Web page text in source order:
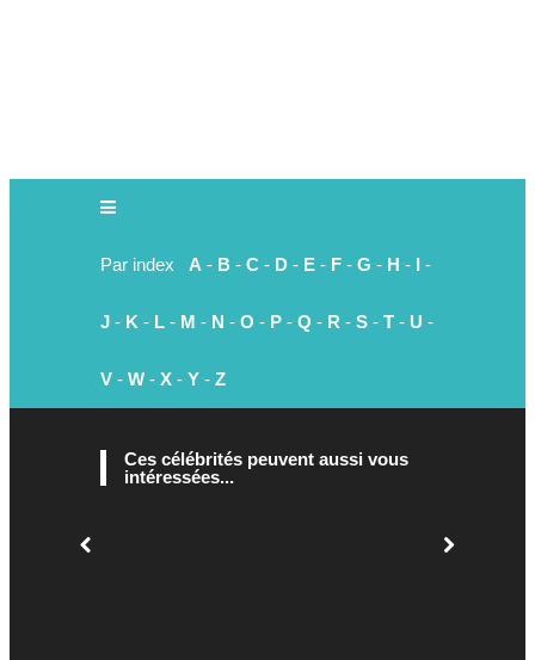
Par index A - B - C - D - E - F - G - H - I -
J - K - L - M - N - O - P - Q - R - S - T - U -
V - W - X - Y - Z
Ces célébrités peuvent aussi vous
intéressées...